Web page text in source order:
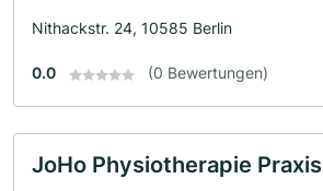
Nithackstr. 24, 10585 Berlin
0.0 (0 Bewertungen)
JoHo Physiotherapie Praxis